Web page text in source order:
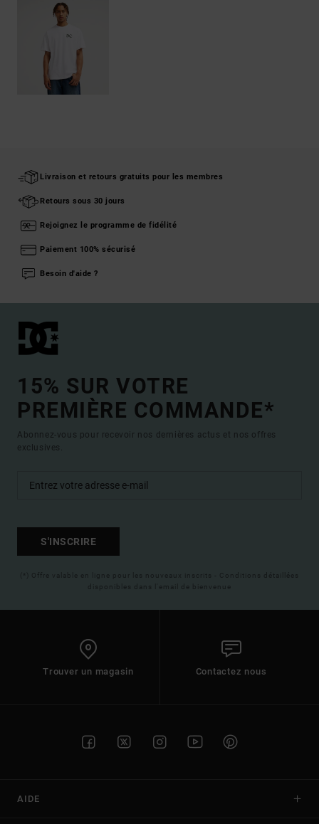
Livraison et retours gratuits pour les membres
Retours sous 30 jours
Rejoignez le programme de fidélité
Paiement 100% sécurisé
Besoin d'aide ?
15% SUR VOTRE
PREMIÈRE COMMANDE*
Abonnez-vous pour recevoir nos dernières actus et nos offres
exclusives.
S'INSCRIRE
(*) Offre valable en ligne pour les nouveaux inscrits - Conditions détaillées
disponibles dans l'email de bienvenue
Trouver un magasin Contactez nous
AIDE